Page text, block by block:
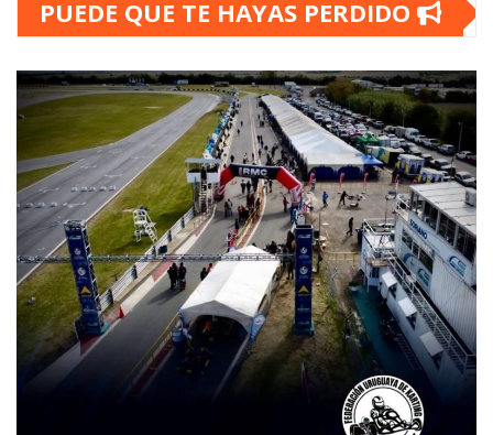
PUEDE QUE TE HAYAS PERDIDO